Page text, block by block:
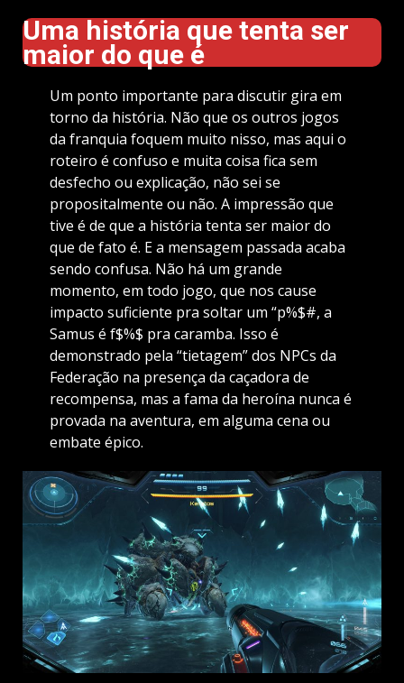
Uma história que tenta ser
maior do que é
Um ponto importante para discutir gira em
torno da história. Não que os outros jogos
da franquia foquem muito nisso, mas aqui o
roteiro é confuso e muita coisa fica sem
desfecho ou explicação, não sei se
propositalmente ou não. A impressão que
tive é de que a história tenta ser maior do
que de fato é. E a mensagem passada acaba
sendo confusa. Não há um grande
momento, em todo jogo, que nos cause
impacto suficiente pra soltar um “p%$#, a
Samus é f$%$ pra caramba. Isso é
demonstrado pela “tietagem” dos NPCs da
Federação na presença da caçadora de
recompensa, mas a fama da heroína nunca é
provada na aventura, em alguma cena ou
embate épico.